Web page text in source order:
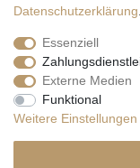
* Alle Preise inkl.
Daten­schutz­erklärung
Essenziell
Externe Medien
Funktional
Weitere Einstellungen